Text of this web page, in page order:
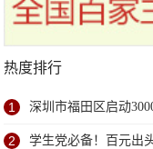
热度排行
1 深圳市福田区启动
2 学生党必备！百元出